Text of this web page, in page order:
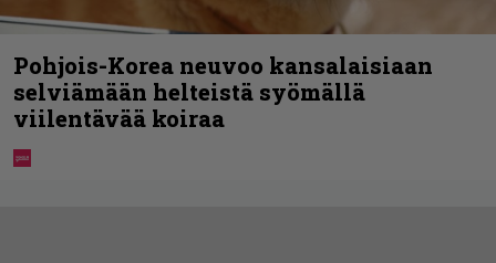
Pohjois-Korea neuvoo kansalaisiaan
selviämään helteistä syömällä
viilentävää koiraa